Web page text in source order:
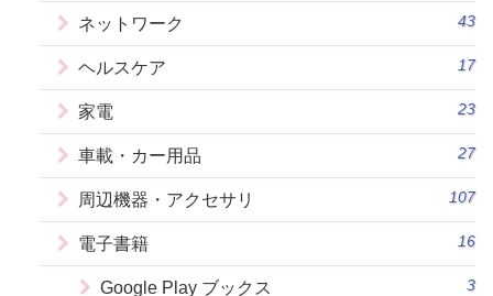
ネットワーク 43
ヘルスケア 17
家電 23
車載・カー用品 27
周辺機器・アクセサリ 107
電子書籍 16
Google Play ブックス 3